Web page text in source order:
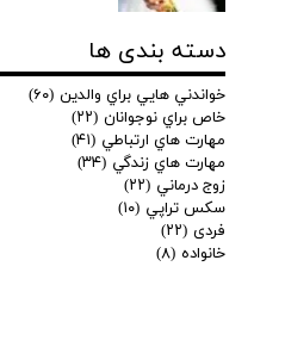
دسته بندی ها
خواندني هايي براي والدين (۶۰)
خاص براي نوجوانان (۲۲)
مهارت هاي ارتباطي (۴۱)
مهارت هاي زندگي (۳۴)
زوج درماني (۲۲)
سكس تراپي (۱۰)
فردی (۲۲)
خانواده (۸)